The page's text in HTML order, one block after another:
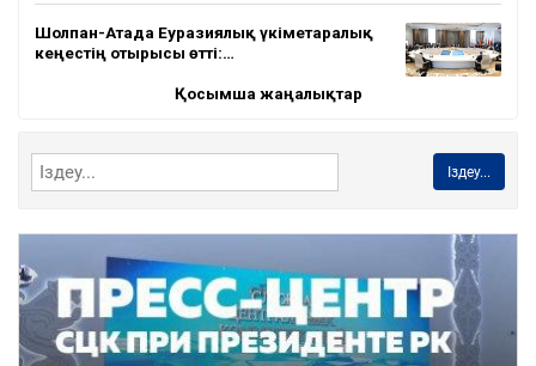
Шолпан-Атада Еуразиялық үкіметаралық
кеңестің отырысы өтті:…
Қосымша жаңалықтар
Іздеу...